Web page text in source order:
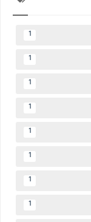
1
1
1
1
1
1
1
1